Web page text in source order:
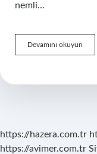
nemli…
Devamını okuyun
Sefası
https://hazera.com.tr
https://avimer.com.tr